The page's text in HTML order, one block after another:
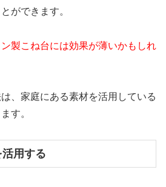
ができます。
製こね台には効果が薄いかもしれ
、家庭にある素材を活用している
す。
用する